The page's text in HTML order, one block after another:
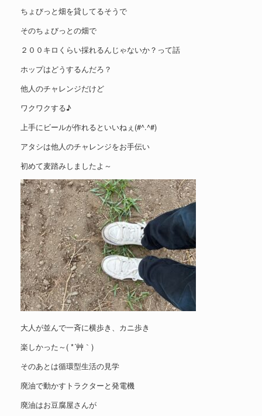
ちょびっと畑を貸してるそうで
そのちょびっとの畑で
２００キロくらい採れるんじゃないか？って話
ホップはどうするんだろ？
他人のチャレンジだけど
ワクワクする♪
上手にビールが作れるといいねぇ(#^.^#)
アタシは他人のチャレンジをお手伝い
初めて麦踏みしましたよ～
大人が並んで一斉に横歩き、カニ歩き
楽しかった～( *´艸｀)
そのあとは循環型生活の見学
廃油で動かすトラクターと発電機
廃油はお豆腐屋さんが